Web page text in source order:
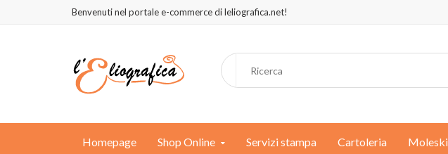
Benvenuti nel portale e-commerce di leliografica.net!
Homepage Shop Online Servizi stampa Cartoleria